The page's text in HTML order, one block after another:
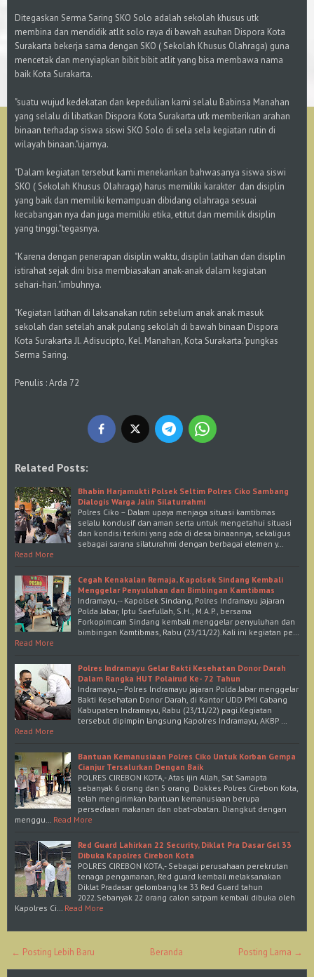
Ditegaskan Serma Saring SKO Solo adalah sekolah khusus utk
membina dan mendidik atlit solo raya di bawah asuhan Dispora Kota
Surakarta bekerja sama dengan SKO ( Sekolah Khusus Olahraga) guna
mencetak dan menyiapkan bibit bibit atlit yang bisa membawa nama
baik Kota Surakarta.
"suatu wujud kedekatan dan kepedulian kami selalu Babinsa Manahan
yang selalu di libatkan Dispora Kota Surakarta utk memberikan arahan
binaan terhadap siswa siswi SKO Solo di sela sela kegiatan rutin di
wilayah binaan."ujarnya.
"Dalam kegiatan tersebut kami menekankan bahwasanya siswa siswi
SKO ( Sekolah Khusus Olahraga) harus memiliki karakter dan disiplin
yang baik dan memiliki kemampuan dibidang olahraga sesuai
kecabangan nya dan juga memiliki etika, etitut dan memilik disiplin
yang tinggi."tegasnya.
"Karena dengan penerapan disiplin waktu, disiplin latihan dan disiplin
istirahat sejak dini bisa membiasakan anak-anak dalam kegiatan
sehari-hari."imbuhnya.
"Kegiatan latihan di laksanakan rutin sebelum anak anak masuk
sekolah dan setelah anak pulang sekolah di bawah binaan Dispora
Kota Surakarta Jl. Adisucipto, Kel. Manahan, Kota Surakarta."pungkas
Serma Saring.
Penulis : Arda 72
Related Posts:
Bhabin Harjamukti Polsek Seltim Polres Ciko Sambang
Dialogis Warga Jalin Silaturrahmi
Polres Ciko – Dalam upaya menjaga situasi kamtibmas
selalu kondusif dan aman serta untuk mengetahui situasi
dan kondisi terkini yang ada di desa binaannya, sekaligus
sebagai sarana silaturahmi dengan berbagai elemen y…
Read More
Cegah Kenakalan Remaja, Kapolsek Sindang Kembali
Menggelar Penyuluhan dan Bimbingan Kamtibmas
Indramayu,-- Kapolsek Sindang, Polres Indramayu jajaran
Polda Jabar, Iptu Saefullah, S.H., M.A.P., bersama
Forkopimcam Sindang kembali menggelar penyuluhan dan
bimbingan Kamtibmas, Rabu (23/11/22).Kali ini kegiatan pe…
Read More
Polres Indramayu Gelar Bakti Kesehatan Donor Darah
Dalam Rangka HUT Polairud Ke- 72 Tahun
Indramayu,-- Polres Indramayu jajaran Polda Jabar menggelar
Bakti Kesehatan Donor Darah, di Kantor UDD PMI Cabang
Kabupaten Indramayu, Rabu (23/11/22) pagi.Kegiatan
tersebut dipimpin langsung Kapolres Indramayu, AKBP …
Read More
Bantuan Kemanusiaan Polres Ciko Untuk Korban Gempa
Cianjur Tersalurkan Dengan Baik
POLRES CIREBON KOTA,- Atas ijin Allah, Sat Samapta
sebanyak 6 orang dan 5 orang Dokkes Polres Cirebon Kota,
telah mengirimkan bantuan kemanusiaan berupa
persediaan makanan dan obat-obatan. Diangkut dengan
menggu… Read More
Red Guard Lahirkan 22 Security, Diklat Pra Dasar Gel 33
Dibuka Kapolres Cirebon Kota
POLRES CIREBON KOTA,- Sebagai perusahaan perekrutan
tenaga pengamanan, Red guard kembali melaksanakan
Diklat Pradasar gelombang ke 33 Red Guard tahun
2022.Sebanyak 22 orang calon satpam kembali dibuka oleh
Kapolres Ci… Read More
← Posting Lebih Baru Posting Lama →
Beranda